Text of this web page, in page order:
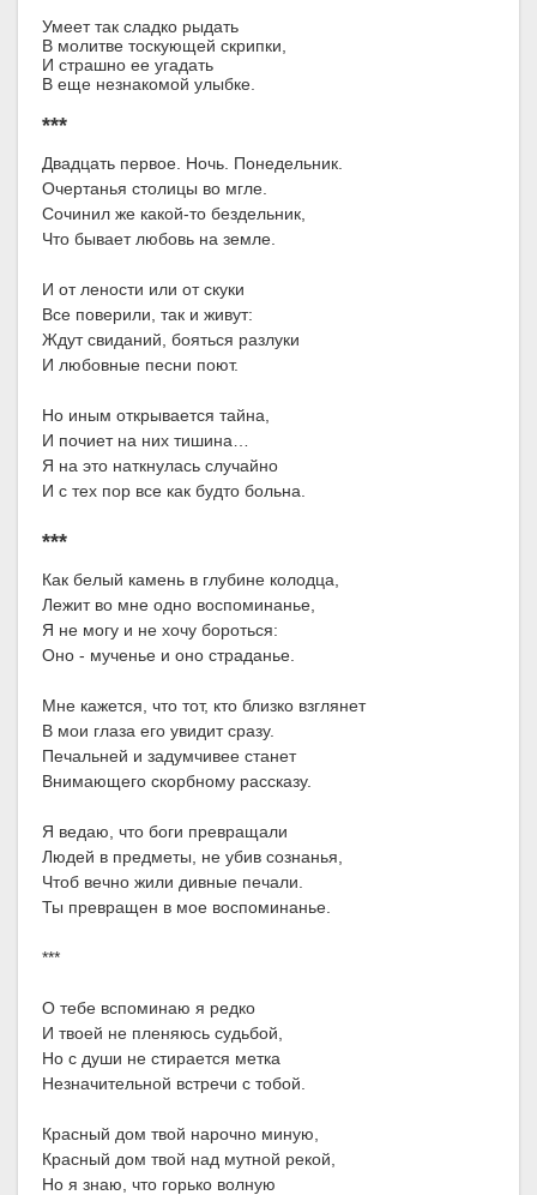
Умеет так сладко рыдать
В молитве тоскующей скрипки,
И страшно ее угадать
В еще незнакомой улыбке.
***
Двадцать первое. Ночь. Понедельник.
Очертанья столицы во мгле.
Сочинил же какой-то бездельник,
Что бывает любовь на земле.
И от лености или от скуки
Все поверили, так и живут:
Ждут свиданий, бояться разлуки
И любовные песни поют.
Но иным открывается тайна,
И почиет на них тишина…
Я на это наткнулась случайно
И с тех пор все как будто больна.
***
Как белый камень в глубине колодца,
Лежит во мне одно воспоминанье,
Я не могу и не хочу бороться:
Оно - мученье и оно страданье.
Мне кажется, что тот, кто близко взглянет
В мои глаза его увидит сразу.
Печальней и задумчивее станет
Внимающего скорбному рассказу.
Я ведаю, что боги превращали
Людей в предметы, не убив сознанья,
Чтоб вечно жили дивные печали.
Ты превращен в мое воспоминанье.
***
О тебе вспоминаю я редко
И твоей не пленяюсь судьбой,
Но с души не стирается метка
Незначительной встречи с тобой.
Красный дом твой нарочно миную,
Красный дом твой над мутной рекой,
Но я знаю, что горько волную